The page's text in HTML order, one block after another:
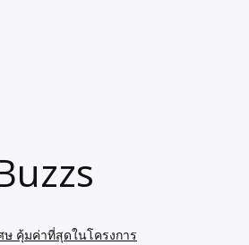
คุ้มค่าที่สุดในโครงการ